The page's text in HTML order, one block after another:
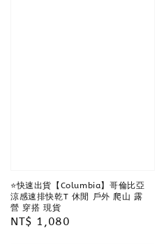
⭐️快速出貨【Columbia】哥倫比亞
涼感速排快乾T 休閒 戶外 爬山 露
營 穿搭 現貨
Regular
NT$ 1,080